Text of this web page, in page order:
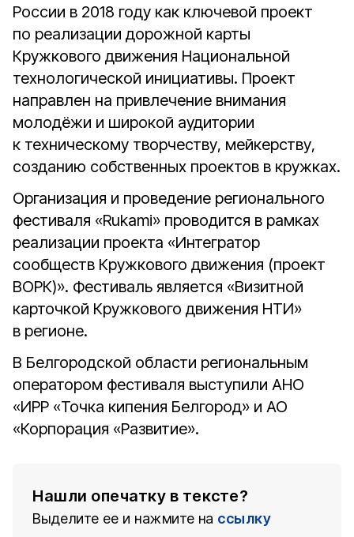
России в 2018 году как ключевой проект
по реализации дорожной карты
Кружкового движения Национальной
технологической инициативы. Проект
направлен на привлечение внимания
молодёжи и широкой аудитории
к техническому творчеству, мейкерству,
созданию собственных проектов в кружках.
Организация и проведение регионального
фестиваля «Rukami» проводится в рамках
реализации проекта «Интегратор
сообществ Кружкового движения (проект
ВОРК)». Фестиваль является «Визитной
карточкой Кружкового движения НТИ»
в регионе.
В Белгородской области региональным
оператором фестиваля выступили АНО
«ИРР «Точка кипения Белгород» и АО
«Корпорация «Развитие».
Нашли опечатку в тексте?
Выделите ее и нажмите на ссылку